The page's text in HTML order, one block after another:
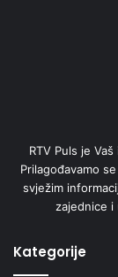
RTV Puls je
Prilagođavamo
svježim
zajednice i
Kategorije